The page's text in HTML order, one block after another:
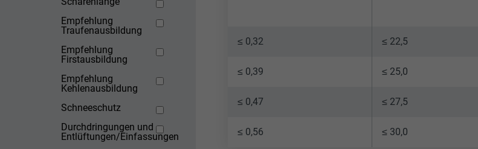
Empfehlung
Traufenausbildung
Empfehlung
Firstausbildung
Empfehlung
Kehlenausbildung
Schneeschutz
Durchdringungen und
Entlüftungen/Einfassungen
≤ 0,32 ≤ 22,5
≤ 0,39 ≤ 25,0
≤ 0,47 ≤ 27,5
≤ 0,56 ≤ 30,0